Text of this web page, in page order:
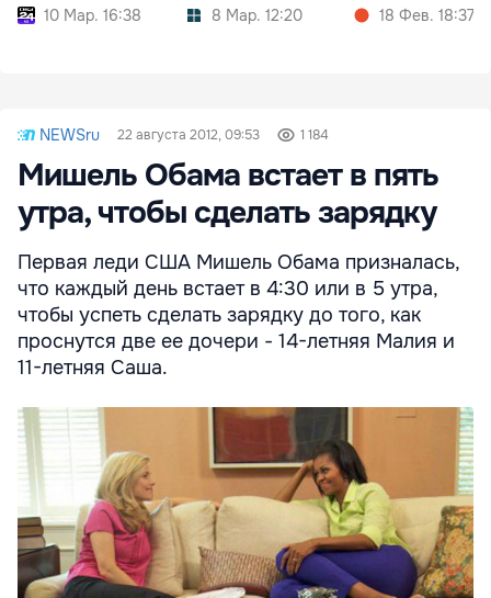
10 Мар. 16:38
8 Мар. 12:20
18 Фев. 18:37
NEWSru 22 августа 2012, 09:53 1 184
Мишель Обама встает в пять
утра, чтобы сделать зарядку
Первая леди США Мишель Обама призналась,
что каждый день встает в 4:30 или в 5 утра,
чтобы успеть сделать зарядку до того, как
проснутся две ее дочери - 14-летняя Малия и
11-летняя Саша.